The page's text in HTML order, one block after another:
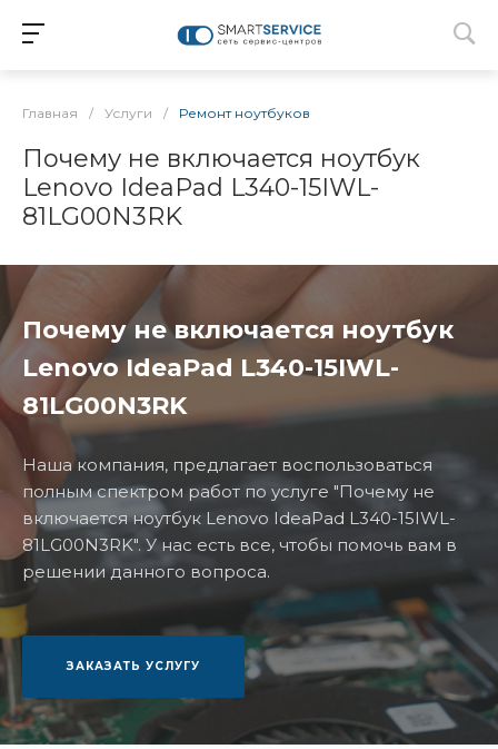
Главная / Услуги / Ремонт ноутбуков
Почему не включается ноутбук
Lenovo IdeaPad L340-15IWL-
81LG00N3RK
Почему не включается ноутбук
Lenovo IdeaPad L340-15IWL-
81LG00N3RK
Наша компания, предлагает воспользоваться
полным спектром работ по услуге "Почему не
включается ноутбук Lenovo IdeaPad L340-15IWL-
81LG00N3RK". У нас есть все, чтобы помочь вам в
решении данного вопроса.
ЗАКАЗАТЬ УСЛУГУ